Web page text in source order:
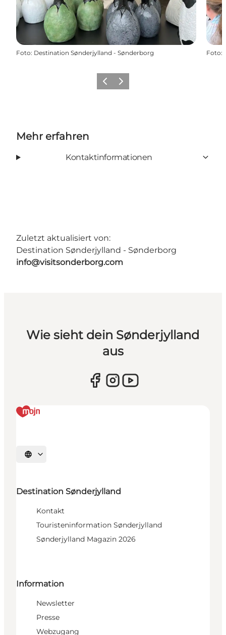
Foto: Destination Sønderjylland - Sønderborg Foto:
ZurückWeiter
Mehr erfahren
Kontaktinformationen
Zuletzt aktualisiert von:
Destination Sønderjylland - Sønderborg
info@visitsonderborg.com
Wie sieht dein Sønderjylland
aus
Sprache auswählen
Destination Sønderjylland
Kontakt
Touristeninformation Sønderjylland
Sønderjylland Magazin 2026
Information
Newsletter
Presse
Webzugang